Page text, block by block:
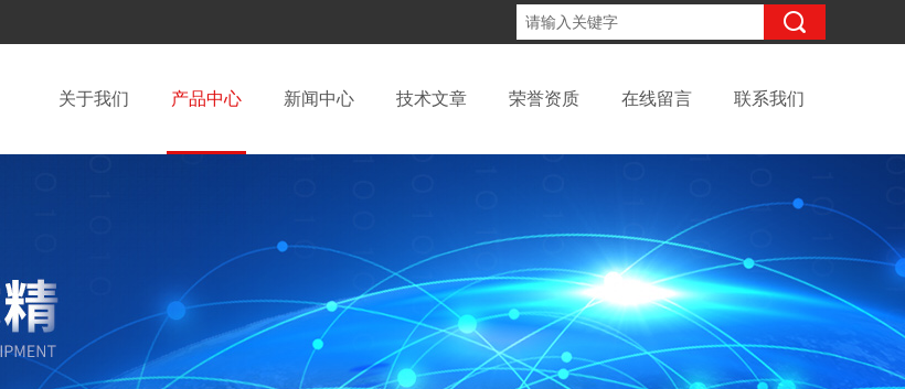
关于我们 产品中心 新闻中心 技术文章 荣誉资质 在线留言 联系我们